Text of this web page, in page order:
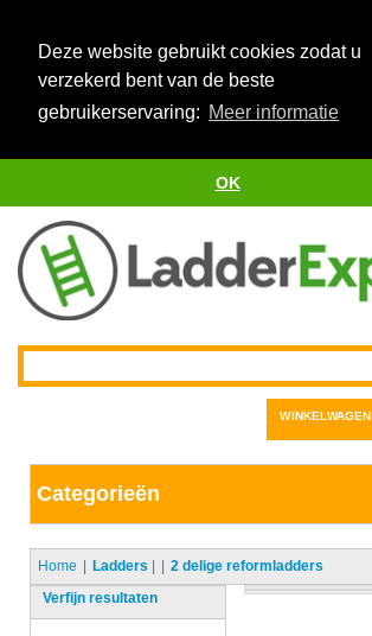
Deze website gebruikt cookies zodat u
verzekerd bent van de beste
gebruikerservaring: Meer informatie
OK
WINKELWAGEN
Categorieën
Home Ladders |
2 delige reformladders
Verfijn resultaten